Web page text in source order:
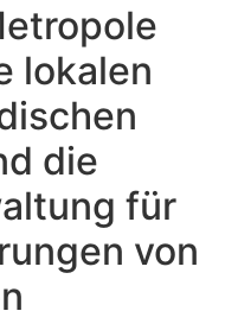
lokalen
die
für
von